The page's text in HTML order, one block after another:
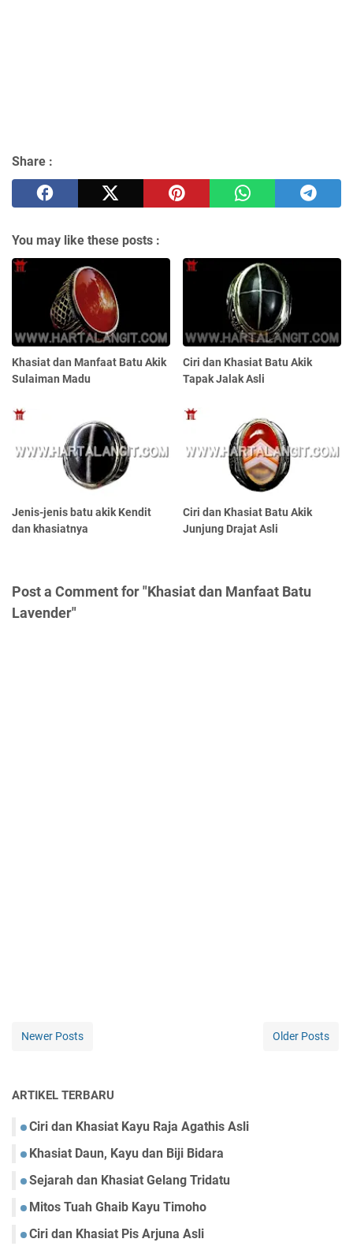
Share :
You may like these posts :
Khasiat dan Manfaat Batu Akik
Sulaiman Madu
Ciri dan Khasiat Batu Akik
Tapak Jalak Asli
Jenis-jenis batu akik Kendit
dan khasiatnya
Ciri dan Khasiat Batu Akik
Junjung Drajat Asli
Post a Comment for "Khasiat dan Manfaat Batu
Lavender"
Newer Posts Older Posts
ARTIKEL TERBARU
Ciri dan Khasiat Kayu Raja Agathis Asli
Khasiat Daun, Kayu dan Biji Bidara
Sejarah dan Khasiat Gelang Tridatu
Mitos Tuah Ghaib Kayu Timoho
Ciri dan Khasiat Pis Arjuna Asli